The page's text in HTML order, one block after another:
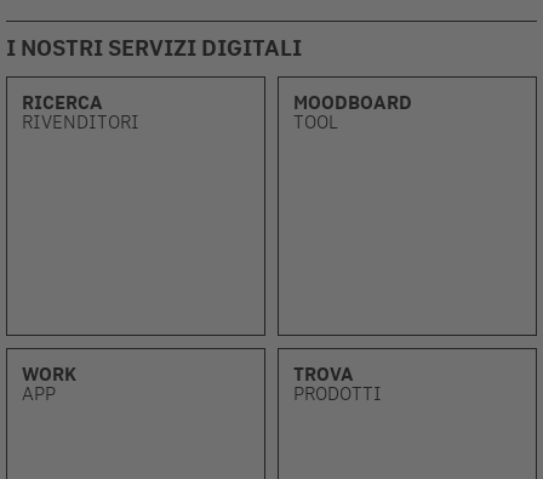
I NOSTRI SERVIZI DIGITALI
RICERCA
RIVENDITORI
MOODBOARD
TOOL
WORK
APP
TROVA
PRODOTTI